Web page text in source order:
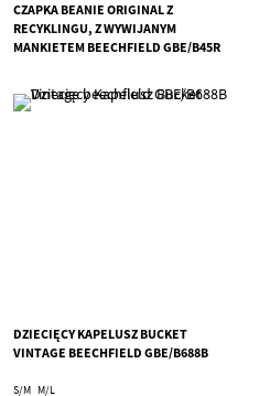
CZAPKA BEANIE ORIGINAL Z
RECYKLINGU, Z WYWIJANYM
MANKIETEM BEECHFIELD GBE/B45R
DZIECIĘCY KAPELUSZ BUCKET
VINTAGE BEECHFIELD GBE/B688B
S/M M/L